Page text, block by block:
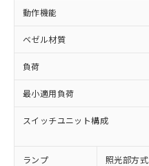
動作機能
ベゼル材質
負荷
最小適用負荷
スイッチユニット構成
ランプ 照光部方式